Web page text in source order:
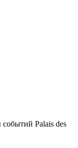
Palais des